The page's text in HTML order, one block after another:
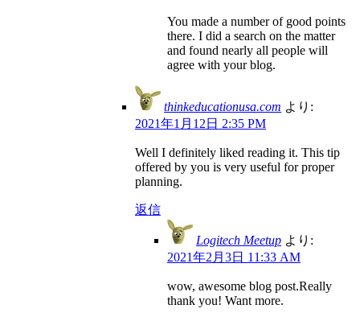
You made a number of good points
there. I did a search on the matter
and found nearly all people will
agree with your blog.
thinkeducationusa.com より:
2021年1月12日 2:35 PM
Well I definitely liked reading it. This tip
offered by you is very useful for proper
planning.
返信
Logitech Meetup より:
2021年2月3日 11:33 AM
wow, awesome blog post.Really
thank you! Want more.